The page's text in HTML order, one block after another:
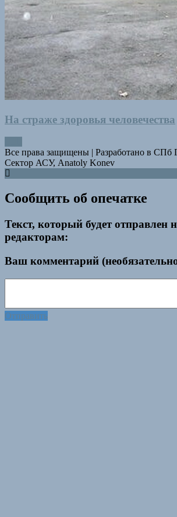
На страже здоровья человечества
Все права защищены | Разработано в
Сектор АСУ, Anatoly Konev
Сообщить об опечатке
Текст, который будет отправлен
редакторам:
Ваш комментарий
Отправить